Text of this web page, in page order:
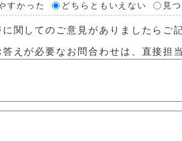
すかった どちらともいえない 見
に関してのご意見がありましたらご
答えが必要なお問合わせは、直接